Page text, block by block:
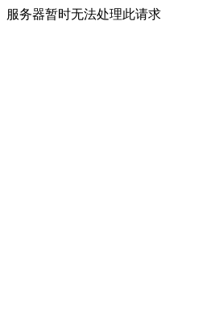
服务器暂时无法处理此请求